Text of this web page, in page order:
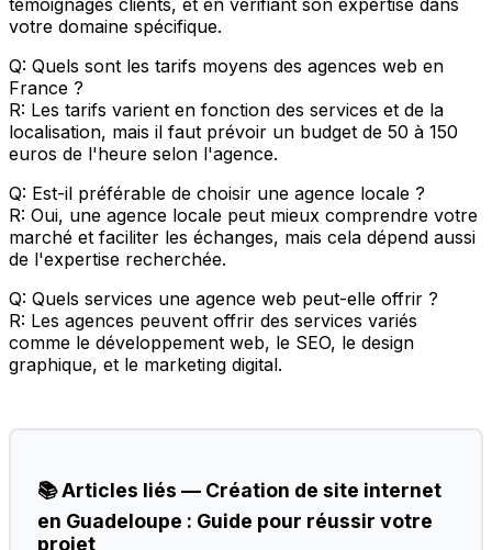
témoignages clients, et en vérifiant son expertise dans
votre domaine spécifique.
Q: Quels sont les tarifs moyens des agences web en
France ?
R: Les tarifs varient en fonction des services et de la
localisation, mais il faut prévoir un budget de 50 à 150
euros de l'heure selon l'agence.
Q: Est-il préférable de choisir une agence locale ?
R: Oui, une agence locale peut mieux comprendre votre
marché et faciliter les échanges, mais cela dépend aussi
de l'expertise recherchée.
Q: Quels services une agence web peut-elle offrir ?
R: Les agences peuvent offrir des services variés
comme le développement web, le SEO, le design
graphique, et le marketing digital.
📚 Articles liés — Création de site internet
en Guadeloupe : Guide pour réussir votre
projet